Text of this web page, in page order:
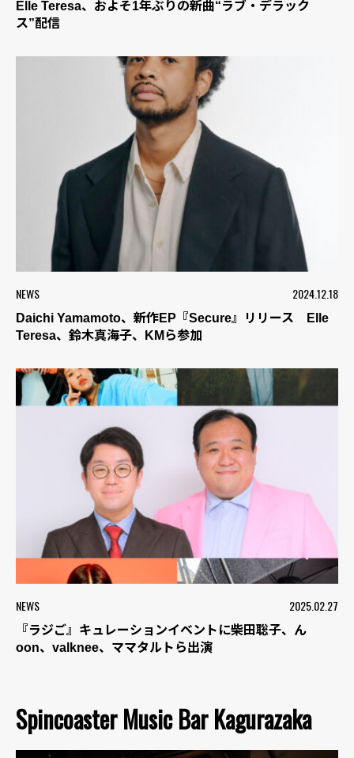
Elle Teresa、およそ1年ぶりの新曲“ラブ・デラック
ス”配信
NEWS 2024.12.18
Daichi Yamamoto、新作EP『Secure』リリース Elle
Teresa、鈴木真海子、KMら参加
NEWS 2025.02.27
『ラジご』キュレーションイベントに柴田聡子、ん
oon、valknee、ママタルトら出演
Spincoaster Music Bar Kagurazaka